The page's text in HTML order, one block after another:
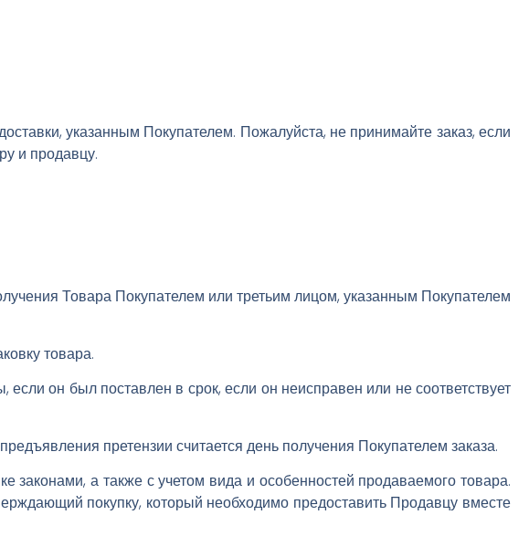
указанным Покупателем. Пожалуйста, не принимайте заказ, если
и продавцу.
Товара Покупателем или третьим лицом, указанным Покупателем
товара.
он был поставлен в срок, если он неисправен или не соответствует
претензии считается день получения Покупателем заказа.
законами, а также с учетом вида и особенностей продаваемого товара.
покупку, который необходимо предоставить Продавцу вместе